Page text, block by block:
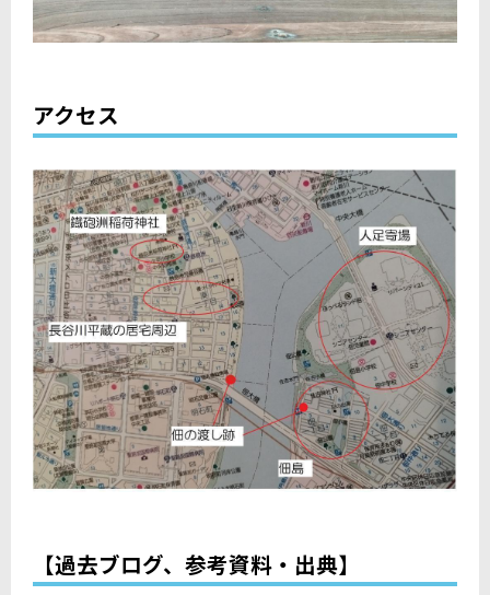
アクセス
【過去ブログ、参考資料・出典】